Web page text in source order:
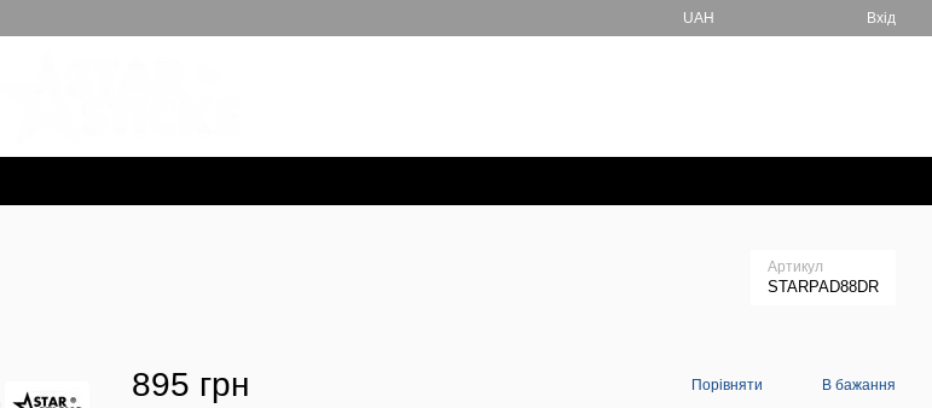
UAH Вхід
Артикул
STARPAD88DR
895 грн Порівняти В бажання